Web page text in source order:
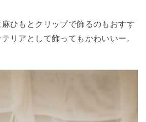
ひもとクリップで飾るのもおすす
リアとして飾ってもかわいいー。